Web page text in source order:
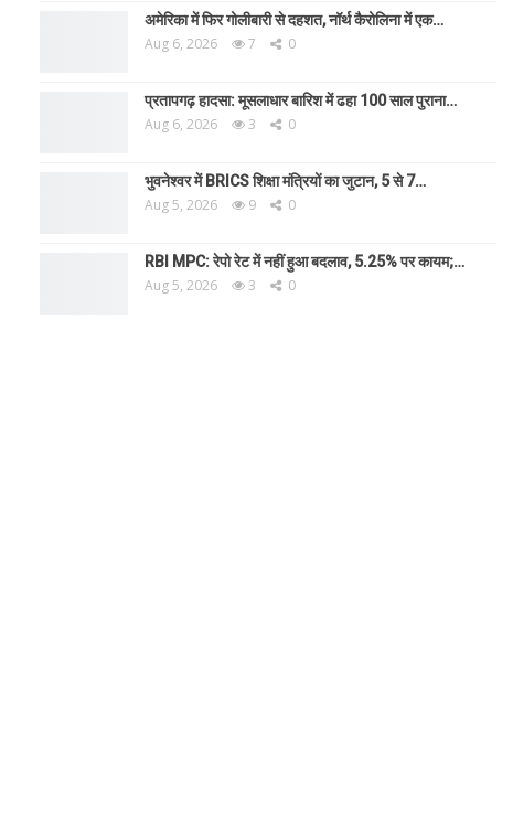
अमेरिका में फिर गोलीबारी से दहशत, नॉर्थ कैरोलिना में एक…
Aug 6, 2026 7 0
प्रतापगढ़ हादसा: मूसलाधार बारिश में ढहा 100 साल पुराना…
Aug 6, 2026 3 0
भुवनेश्वर में BRICS शिक्षा मंत्रियों का जुटान, 5 से 7…
Aug 5, 2026 9 0
RBI MPC: रेपो रेट में नहीं हुआ बदलाव, 5.25% पर कायम;…
Aug 5, 2026 3 0